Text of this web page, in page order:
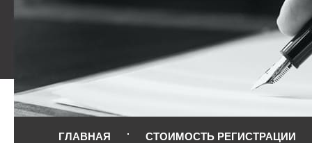
ГЛАВНАЯ СТОИМОСТЬ РЕГИСТРАЦИИ